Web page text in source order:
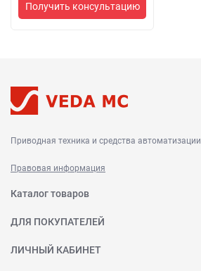
Получить консультацию
Приводная техника и средства автоматизации
Правовая информация
Каталог товаров
ДЛЯ ПОКУПАТЕЛЕЙ
ЛИЧНЫЙ КАБИНЕТ